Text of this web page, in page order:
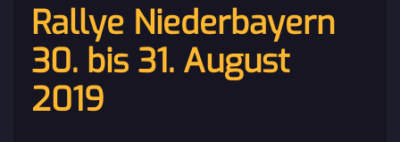
Rallye Niederbayern
30. bis 31. August
2019